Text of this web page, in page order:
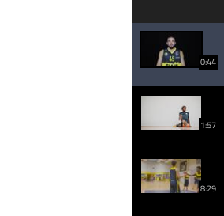
0:44
1:57
8:29